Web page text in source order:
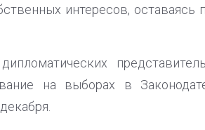
интересов,
на выборах в